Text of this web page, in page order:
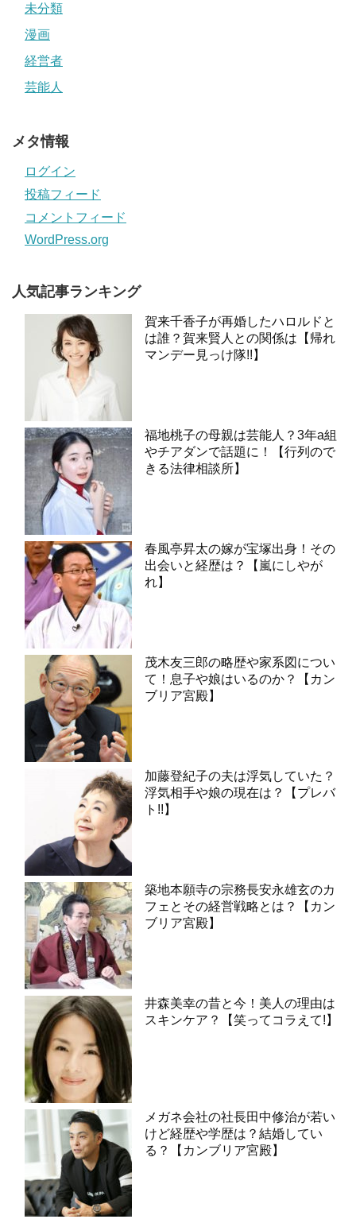
未分類
漫画
経営者
芸能人
メタ情報
ログイン
投稿フィード
コメントフィード
WordPress.org
人気記事ランキング
賀来千香子が再婚したハロルドと
は誰？賀来賢人との関係は【帰れ
マンデー見っけ隊!!】
福地桃子の母親は芸能人？3年a組
やチアダンで話題に！【行列ので
きる法律相談所】
春風亭昇太の嫁が宝塚出身！その
出会いと経歴は？【嵐にしやが
れ】
茂木友三郎の略歴や家系図につい
て！息子や娘はいるのか？【カン
ブリア宮殿】
加藤登紀子の夫は浮気していた？
浮気相手や娘の現在は？【プレバ
ト!!】
築地本願寺の宗務長安永雄玄のカ
フェとその経営戦略とは？【カン
ブリア宮殿】
井森美幸の昔と今！美人の理由は
スキンケア？【笑ってコラえて!】
メガネ会社の社長田中修治が若い
けど経歴や学歴は？結婚してい
る？【カンブリア宮殿】